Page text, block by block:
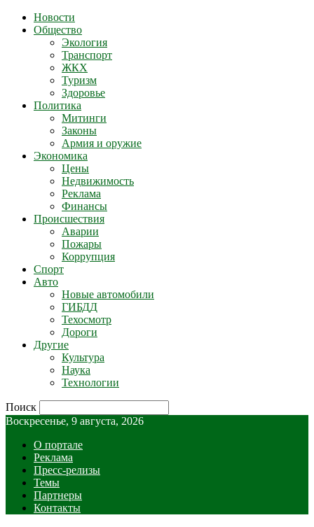
Новости
Общество
Экология
Транспорт
ЖКХ
Туризм
Здоровье
Политика
Митинги
Законы
Армия и оружие
Экономика
Цены
Недвижимость
Реклама
Финансы
Происшествия
Аварии
Пожары
Коррупция
Спорт
Авто
Новые автомобили
ГИБДД
Техосмотр
Дороги
Другие
Культура
Наука
Технологии
Поиск
Воскресенье, 9 августа, 2026
О портале
Реклама
Пресс-релизы
Темы
Партнеры
Контакты